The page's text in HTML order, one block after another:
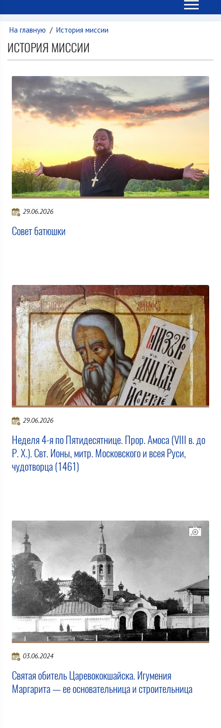
На главную / История миссии
ИСТОРИЯ МИССИИ
29.06.2026
Совет батюшки
29.06.2026
Неделя 4-я по Пятидесятнице. Прор. Амоса (VIII в. до
Р. Х.). Свт. Ионы, митр. Московского и всея Руси,
чудотворца (1461)
03.06.2024
Святая обитель Царевококшайска. Игумения
Маргарита — ее основательница и строительница